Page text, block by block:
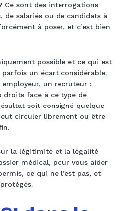
Ce sont des interrogations
de salariés ou de candidats à
à poser, et c’est bien
possible et ce qui est
un écart considérable.
un recruteur :
droits face à ce type de
soit consigné quelque
circuler librement ou être
la légitimité et la légalité
médical, pour vous aider
ce qui ne l’est pas, et